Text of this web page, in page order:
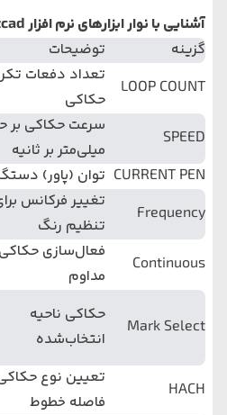
آشنایی با نوار ابزارهای نرم افزار ezcad
گزینه
توضیحات
LOOP COUNT
تعداد دفعات
حکاکی
SPEED
سرعت حکاکی
میلی‌متر بر ثانیه
CURRENT PEN توان (پاور)
Frequency
تغییر فرکانس
تنظیم رنگ
Continuous
فعال‌سازی حکاکی
مداوم
Mark Select
حکاکی ناحیه
انتخاب‌شده
HACH
تعیین نوع
فاصله خطوط